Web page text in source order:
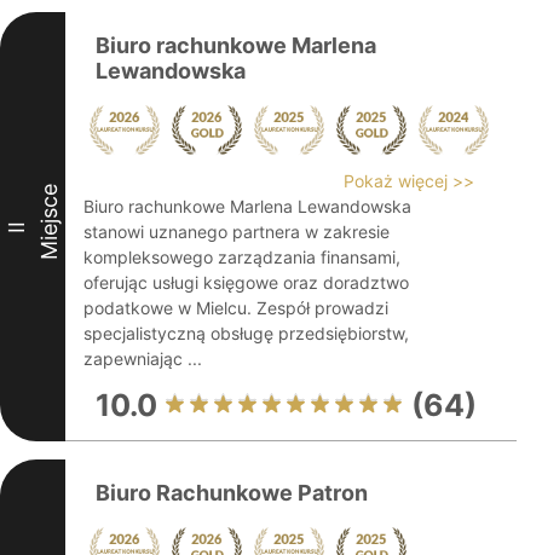
II Miejsce
Biuro rachunkowe Marlena
Lewandowska
Pokaż więcej >>
Biuro rachunkowe Marlena Lewandowska
stanowi uznanego partnera w zakresie
kompleksowego zarządzania finansami,
oferując usługi księgowe oraz doradztwo
podatkowe w Mielcu. Zespół prowadzi
specjalistyczną obsługę przedsiębiorstw,
zapewniając ...
10.0 (64)
Biuro Rachunkowe Patron